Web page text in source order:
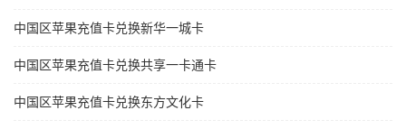
中国区苹果充值卡兑换新华一城卡
中国区苹果充值卡兑换共享一卡通卡
中国区苹果充值卡兑换东方文化卡